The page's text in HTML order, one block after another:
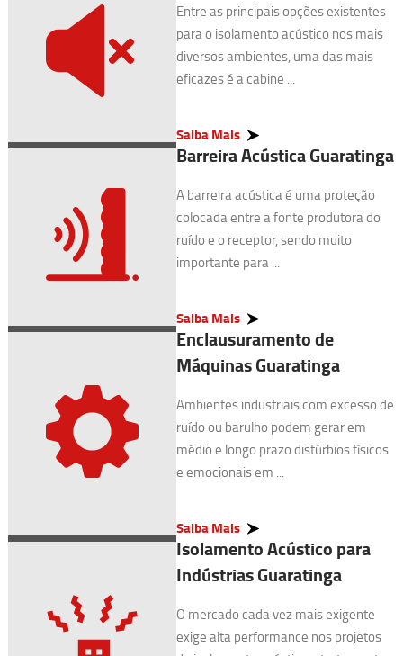
Entre as principais opções existentes
para o isolamento acústico nos mais
diversos ambientes, uma das mais
eficazes é a cabine ...
Saiba Mais
Barreira Acústica Guaratinga
A barreira acústica é uma proteção
colocada entre a fonte produtora do
ruído e o receptor, sendo muito
importante para ...
Saiba Mais
Enclausuramento de
Máquinas Guaratinga
Ambientes industriais com excesso de
ruído ou barulho podem gerar em
médio e longo prazo distúrbios físicos
e emocionais em ...
Saiba Mais
Isolamento Acústico para
Indústrias Guaratinga
O mercado cada vez mais exigente
exige alta performance nos projetos